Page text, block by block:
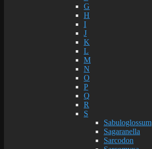
G
H
I
J
K
L
M
N
O
P
Q
R
S
Sabuloglossum
Sagaranella
Sarcodon